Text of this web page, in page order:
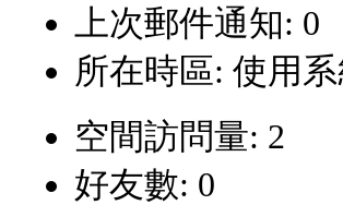
上次郵件通知: 0
所在時區: 使用
空間訪問量: 2
好友數: 0